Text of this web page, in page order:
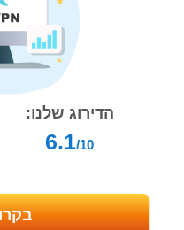
הדירוג שלנו:
6.1/10